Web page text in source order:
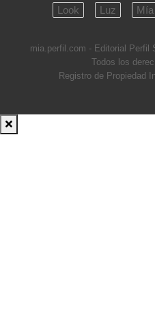
Look
Luz Mía
mia.perfil.com - Editorial Perfil
Todos los
Registro de Propiedad